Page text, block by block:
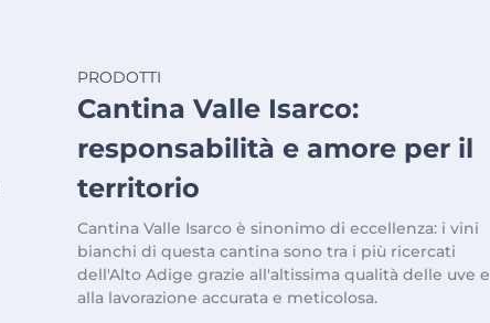
PRODOTTI
Cantina Valle Isarco:
responsabilità e amore per il
territorio
Cantina Valle Isarco è sinonimo di eccellenza: i vini
bianchi di questa cantina sono tra i più ricercati
dell'Alto Adige grazie all'altissima qualità delle uve e
alla lavorazione accurata e meticolosa.